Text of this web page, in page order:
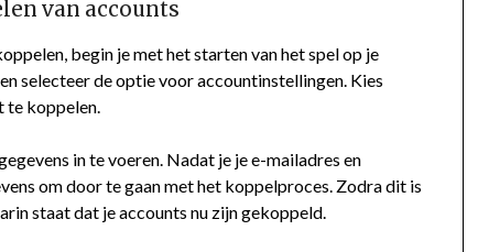
van accounts
begin je met het starten van het spel op je
selecteer de optie voor accountinstellingen. Kies
te koppelen.
in te voeren. Nadat je je e-mailadres en
om door te gaan met het koppelproces. Zodra dit is
staat dat je accounts nu zijn gekoppeld.